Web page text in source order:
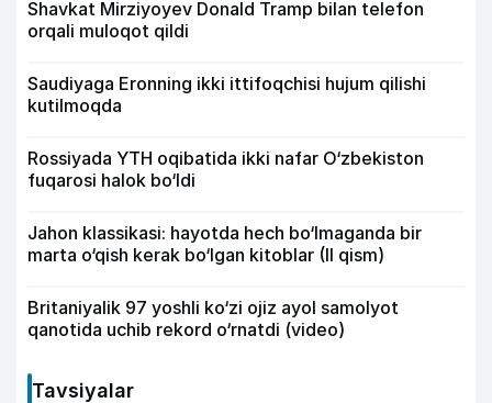
Shavkat Mirziyoyev Donald Tramp bilan telefon
orqali muloqot qildi
Saudiyaga Eronning ikki ittifoqchisi hujum qilishi
kutilmoqda
Rossiyada YTH oqibatida ikki nafar O‘zbekiston
fuqarosi halok bo‘ldi
Jahon klassikasi: hayotda hech bo‘lmaganda bir
marta o‘qish kerak bo‘lgan kitoblar (II qism)
Britaniyalik 97 yoshli ko‘zi ojiz ayol samolyot
qanotida uchib rekord o‘rnatdi (video)
Tavsiyalar